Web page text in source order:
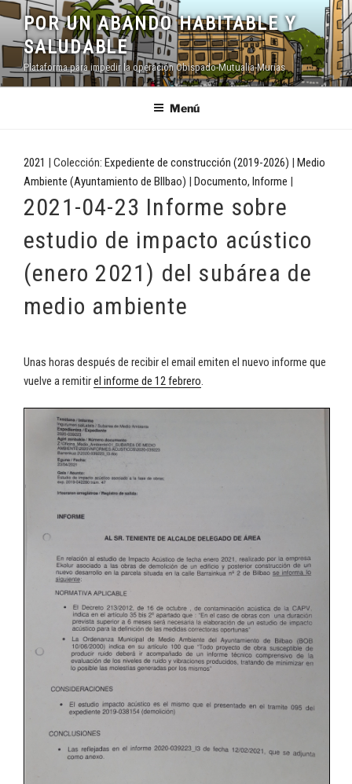
Saltar
contenido
POR UN ABANDO HABITABLE Y
SALUDABLE
Plataforma para impedir la operación Obispado-Mutualia-Murias
Menú
2021 | Colección: Expediente de construcción (2019-2026) | Medio
Ambiente (Ayuntamiento de BIlbao) | Documento, Informe |
2021-04-23 Informe sobre
estudio de impacto acústico
(enero 2021) del subárea de
medio ambiente
Unas horas después de recibir el email emiten el nuevo informe que
vuelve a remitirel informe de 12 febrero